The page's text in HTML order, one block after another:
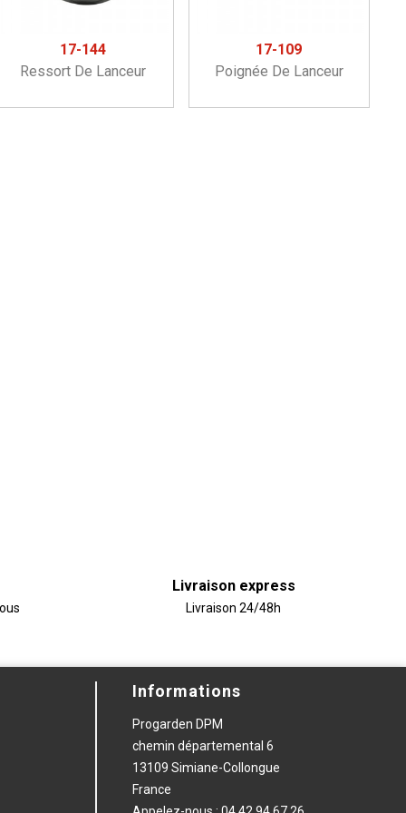
17-144
Ressort De Lanceur
17-109
Poignée De Lanceur
Livraison express
Livraison 24/48h
Informations
Progarden DPM
chemin départemental 6
13109 Simiane-Collongue
France